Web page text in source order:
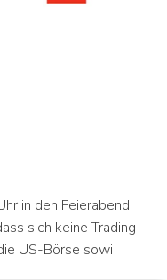
in den Feierabend
sich keine Trading-
US-Börse sowi